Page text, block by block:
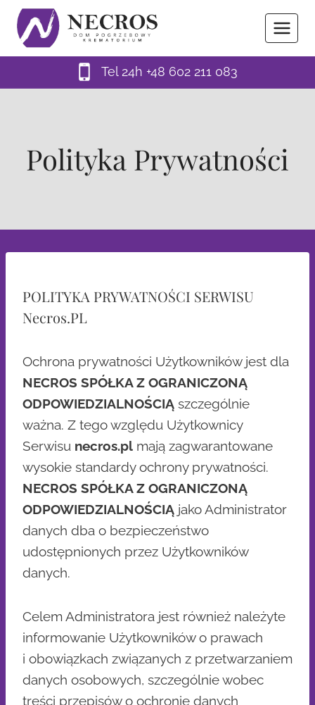
Przejdź
treści
Tel 24h +48 602 211 083
Polityka Prywatności
POLITYKA PRYWATNOŚCI SERWISU
Necros.PL
Ochrona prywatności Użytkowników jest dla
NECROS SPÓŁKA Z OGRANICZONĄ
ODPOWIEDZIALNOŚCIĄ szczególnie
ważna. Z tego względu Użytkownicy
Serwisu necros.pl mają zagwarantowane
wysokie standardy ochrony prywatności.
NECROS SPÓŁKA Z OGRANICZONĄ
ODPOWIEDZIALNOŚCIĄ jako Administrator
danych dba o bezpieczeństwo
udostępnionych przez Użytkowników
danych.
Celem Administratora jest również należyte
informowanie Użytkowników o prawach
i obowiązkach związanych z przetwarzaniem
danych osobowych, szczególnie wobec
treści przepisów o ochronie danych